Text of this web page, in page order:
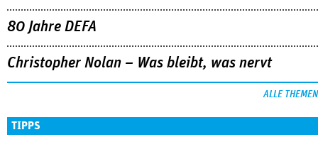
80 Jahre DEFA
Christopher Nolan – Was bleibt, was nervt
ALLE THEMEN
TIPPS